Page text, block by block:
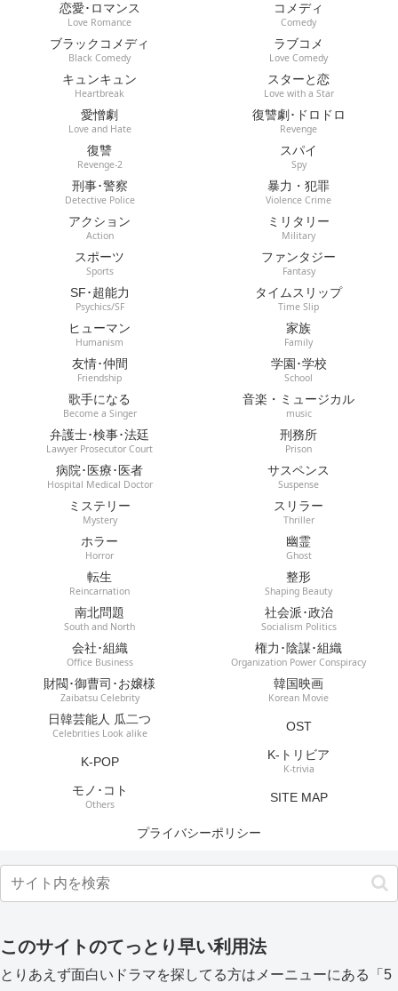
恋愛･ロマンス
Love Romance
コメディ
Comedy
ブラックコメディ
Black Comedy
ラブコメ
Love Comedy
キュンキュン
Heartbreak
スターと恋
Love with a Star
愛憎劇
Love and Hate
復讐劇･ドロドロ
Revenge
復讐
Revenge-2
スパイ
Spy
刑事･警察
Detective Police
暴力・犯罪
Violence Crime
アクション
Action
ミリタリー
Military
スポーツ
Sports
ファンタジー
Fantasy
SF･超能力
Psychics/SF
タイムスリップ
Time Slip
ヒューマン
Humanism
家族
Family
友情･仲間
Friendship
学園･学校
School
歌手になる
Become a Singer
音楽・ミュージカル
music
弁護士･検事･法廷
Lawyer Prosecutor Court
刑務所
Prison
病院･医療･医者
Hospital Medical Doctor
サスペンス
Suspense
ミステリー
Mystery
スリラー
Thriller
ホラー
Horror
幽霊
Ghost
転生
Reincarnation
整形
Shaping Beauty
南北問題
South and North
社会派･政治
Socialism Politics
会社･組織
Office Business
権力･陰謀･組織
Organization Power Conspiracy
財閥･御曹司･お嬢様
Zaibatsu Celebrity
韓国映画
Korean Movie
日韓芸能人 瓜二つ
Celebrities Look alike OST
K-POP K-トリビア
K-trivia
モノ･コト
Others SITE MAP
プライバシーポリシー
このサイトのてっとり早い利用法
とりあえず面白いドラマを探してる方はメーニューにある「5